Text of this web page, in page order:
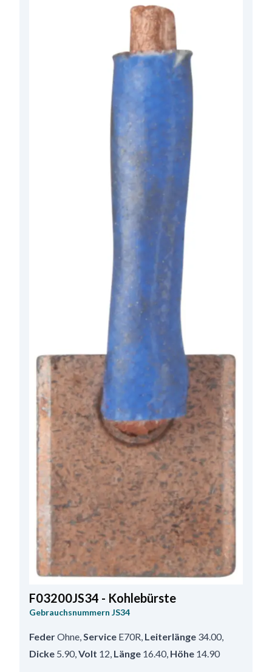
F03200JS34 - Kohlebürste
Gebrauchsnummern JS34
FederOhne,Service E70R, Leiterlänge 34.00,
Dicke 5.90,Volt 12, Länge 16.40, Höhe 14.90